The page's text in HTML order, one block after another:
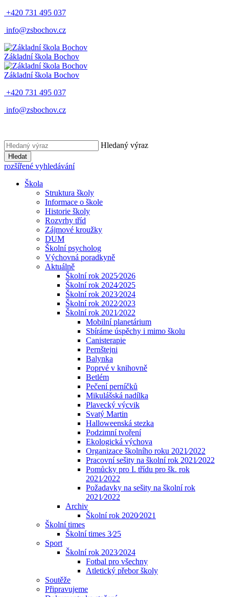
+420 731 495 037
info@zsbochov.cz
Základní škola Bochov
Základní škola Bochov
+420 731 495 037
info@zsbochov.cz
Hledaný výraz
Hledat
rozšířené vyhledávání
Škola
Struktura školy
Informace o škole
Historie školy
Rozvrhy tříd
Zájmové kroužky
DUM
Školní psycholog
Výchovná poradkyně
Aktuálně
Školní rok 2025⁄2026
Školní rok 2024⁄2025
Školní rok 2023⁄2024
Školní rok 2022⁄2023
Školní rok 2021⁄2022
Mobilní planetárium
Sbíráme úspěchy i mimo školu
Canisterapie
Pernštejni
Balynka
Poprvé v knihovně
Betlém
Pečení perníčků
Mikulášská nadílka
Plavecký výcvik
Svatý Martin
Halloweenská stezka
Podzimní tvoření
Ekologická výchova
Organizace školního roku 2021⁄2022
Pracovní sešity na školní rok 2021⁄2022
Pomůcky pro I. třídu pro šk. rok
2021⁄2022
Požadavky na sešity na školní rok
2021⁄2022
Archiv
Školní rok 2020⁄2021
Školní times
Školní times 3⁄25
Sport
Školní rok 2023⁄2024
Fotbal pro všechny
Atletický přebor školy
Soutěže
Připravujeme